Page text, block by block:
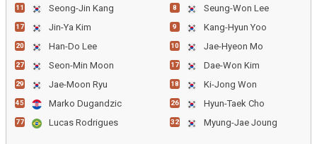
11 Seong-Jin Kang
17 Jin-Ya Kim
20 Han-Do Lee
27 Seon-Min Moon
29 Jae-Moon Ryu
45 Marko Dugandzic
77 Lucas Rodrigues
8 Seung-Won Lee
9 Kang-Hyun Yoo
10 Jae-Hyeon Mo
17 Dae-Won Kim
18 Ki-Jong Won
26 Hyun-Taek Cho
32 Myung-Jae Joung